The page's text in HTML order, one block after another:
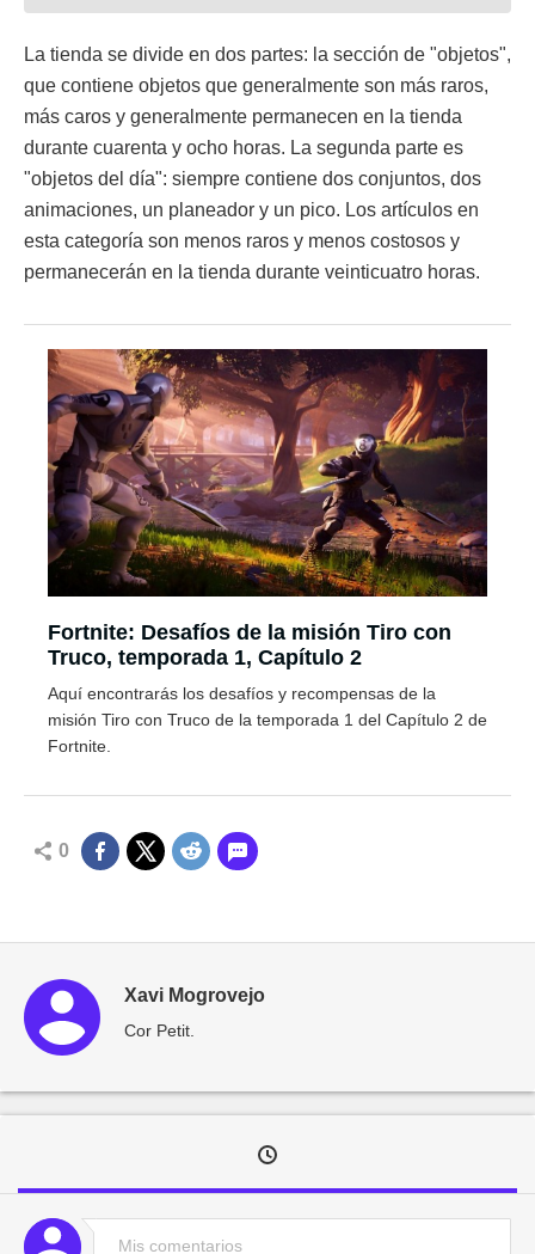
La tienda se divide en dos partes: la sección de "objetos",
que contiene objetos que generalmente son más raros,
más caros y generalmente permanecen en la tienda
durante cuarenta y ocho horas. La segunda parte es
"objetos del día": siempre contiene dos conjuntos, dos
animaciones, un planeador y un pico. Los artículos en
esta categoría son menos raros y menos costosos y
permanecerán en la tienda durante veinticuatro horas.
Fortnite: Desafíos de la misión Tiro con
Truco, temporada 1, Capítulo 2
Aquí encontrarás los desafíos y recompensas de la
misión Tiro con Truco de la temporada 1 del Capítulo 2 de
Fortnite.
0
Xavi Mogrovejo
Cor Petit.